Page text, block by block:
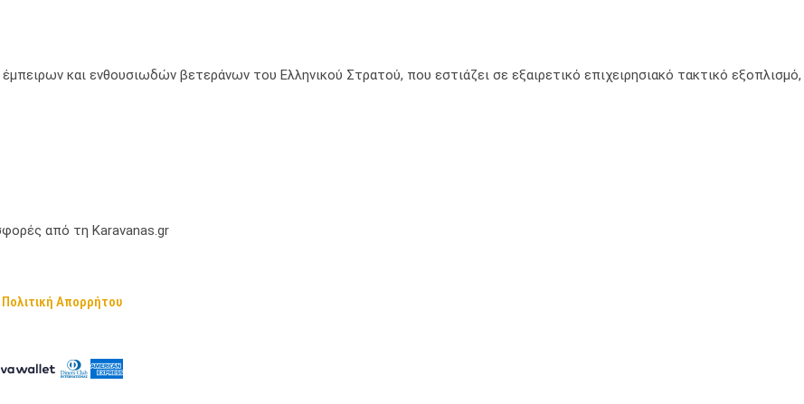
έμπειρων και ενθουσιωδών βετεράνων του Ελληνικού Στρατού, που εστιάζει σε εξαιρετικό επιχειρησιακό τακτικό εξοπλισμό,
από τη Karavanas.gr
Πολιτική Απορρήτου